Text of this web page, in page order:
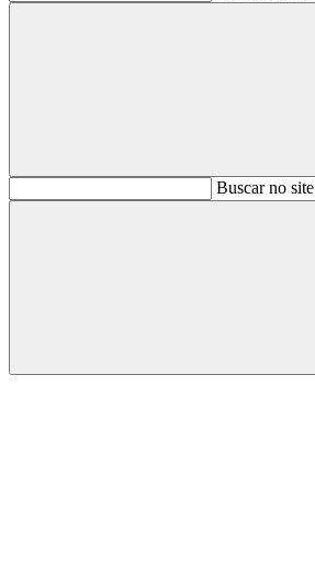
BuscarBuscar no site
Buscar